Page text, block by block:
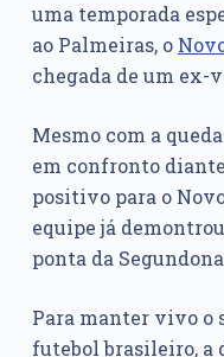
uma temporada
ao Palmeiras, o
chegada de um ex-
Mesmo com a
em confronto
positivo para o
equipe já
ponta da
Para manter vivo o
futebol brasileiro, a